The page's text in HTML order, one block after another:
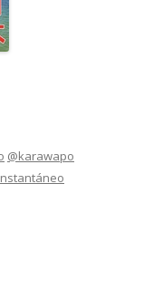
@karawapo